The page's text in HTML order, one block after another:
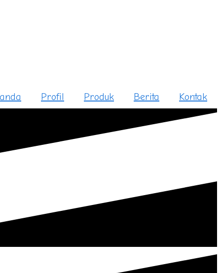
Profil Produk Berita Kontak